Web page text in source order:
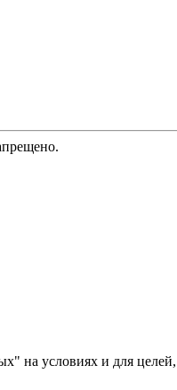
на условиях и для